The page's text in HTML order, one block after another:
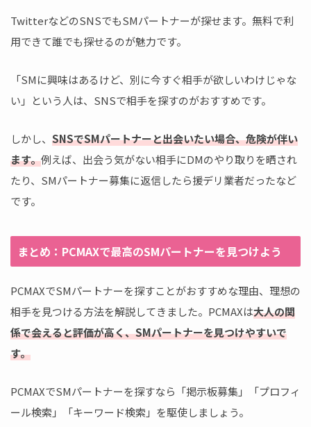
TwitterなどのSNSでもSMパートナーが探せます。無料で利
用できて誰でも探せるのが魅力です。
「SMに興味はあるけど、別に今すぐ相手が欲しいわけじゃな
い」という人は、SNSで相手を探すのがおすすめです。
しかし、 SNSでSMパートナーと出会いたい場合、危険が伴い
ます。例えば、出会う気がない相手にDMのやり取りを晒され
たり、SMパートナー募集に返信したら援デリ業者だったなど
です。
まとめ：PCMAXで最高のSMパートナーを見つけよう
PCMAXでSMパートナーを探すことがおすすめな理由、理想の
相手を見つける方法を解説してきました。PCMAXは大人の関
係で会えると評価が高く、SMパートナーを見つけやすいで
す。
PCMAXでSMパートナーを探すなら「掲示板募集」「プロフィ
ール検索」「キーワード検索」を駆使しましょう。